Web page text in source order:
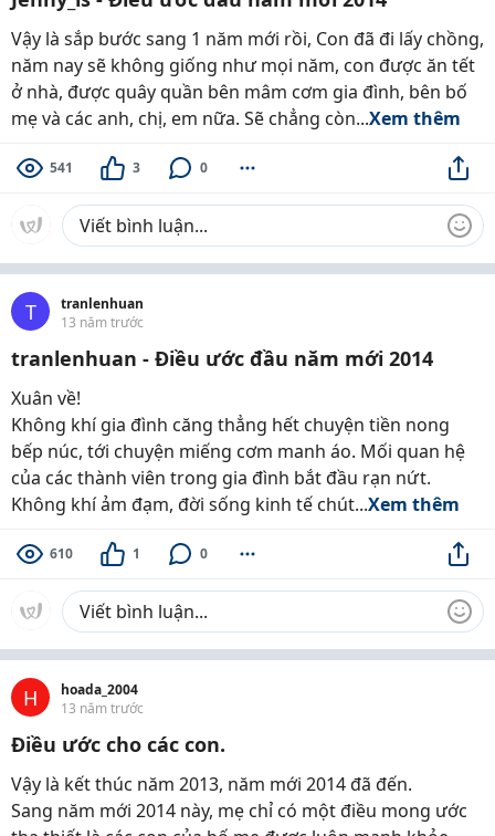
Vậy là sắp bước sang 1 năm mới rồi, Con đã đi lấy chồng,
năm nay sẽ không giống như mọi năm, con được ăn tết
ở nhà, được quây quần bên mâm cơm gia đình, bên bố
mẹ và các anh, chị, em nữa. Sẽ chẳng còn...Xem thêm
541 3 0
T
tranlenhuan
13 năm trước
tranlenhuan - Điều ước đầu năm mới 2014
Xuân về!
Không khí gia đình căng thẳng hết chuyện tiền nong
bếp núc, tới chuyện miếng cơm manh áo. Mối quan hệ
của các thành viên trong gia đình bắt đầu rạn nứt.
Không khí ảm đạm, đời sống kinh tế chút...Xem thêm
610 1 0
H
hoada_2004
13 năm trước
Điều ước cho các con.
Vậy là kết thúc năm 2013, năm mới 2014 đã đến.
Sang năm mới 2014 này, mẹ chỉ có một điều mong ước